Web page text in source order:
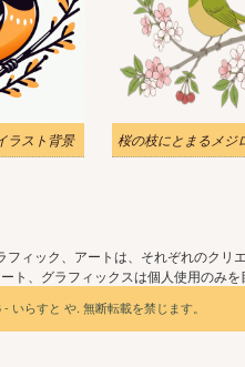
ラスト背景
フィック、アートは、それぞれのク
ト、グラフィックスは個人使用のみ
いらすと や. 無断転載を禁じます。